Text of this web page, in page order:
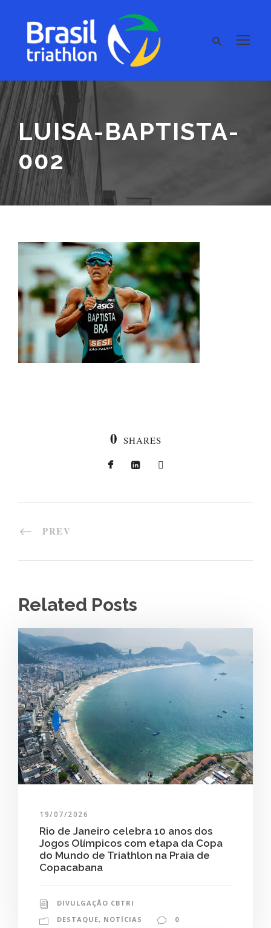
LUISA-BAPTISTA-
002
0 SHARES
PREV
Related Posts
19/07/2026
Rio de Janeiro celebra 10 anos dos
Jogos Olímpicos com etapa da Copa
do Mundo de Triathlon na Praia de
Copacabana
DIVULGAÇÃO CBTRI
DESTAQUE, NOTÍCIAS 0